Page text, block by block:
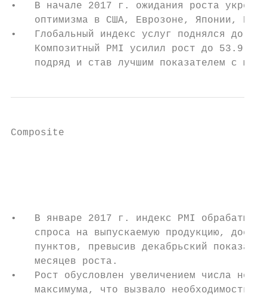
•   В начале 2017 г. ожидания роста
оптимизма в США, Еврозоне, Японии,
•   Глобальный индекс услуг поднялся до
Композитный PMI усилил рост до 53.9 с
подряд и став лучшим показателем с
Composite
•   В январе 2017 г. индекс PMI
спроса на выпускаемую продукцию,
пунктов, превысив декабрьский
    месяцев роста.
•   Рост обусловлен увеличением числа
максимума, что вызвало необходимость